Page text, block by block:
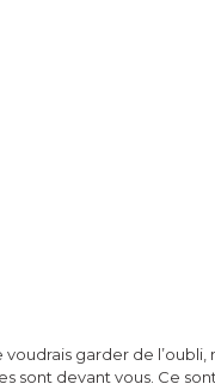
garder de l’oubli,
sont devant vous. Ce